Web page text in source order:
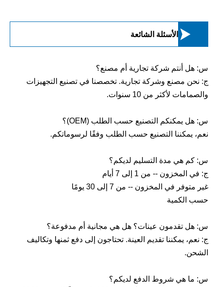
 الأسئلة الشائعة
س: هل أنتم شركة تجارية أم مصنع؟
ج: نحن مصنع وشركة تجارية. تخصصنا في تصنيع التجهيزات
والصمامات لأكثر من 10 سنوات.
س: هل يمكنكم التصنيع حسب الطلب (OEM)؟
نعم، يمكننا التصنيع حسب الطلب وفقًا لرسوماتكم.
س: كم هي مدة التسليم لديكم؟
ج: في المخزون -- من 1 إلى 7 أيام
غير متوفر في المخزون -- من 7 إلى 30 يومًا
حسب الكمية
س: هل تقدمون عينات؟ هل هي مجانية أم مدفوعة؟
ج: نعم، يمكننا تقديم العينة. تحتاجون إلى دفع ثمنها وتكاليف
الشحن.
س: ما هي شروط الدفع لديكم؟